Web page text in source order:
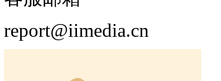
report@iimedia.cn